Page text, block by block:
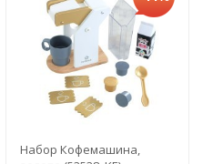
Набор Кофемашина,